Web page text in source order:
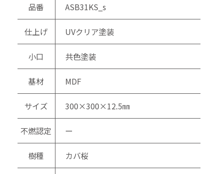
品番 ASB31KS_s
仕上げ UVクリア塗装
小口 共色塗装
基材 MDF
サイズ 300×300×12.5㎜
不燃認定 ー
樹種 カバ桜